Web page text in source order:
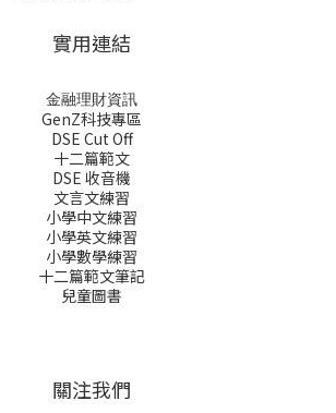
實用連結
金融理財資訊
GenZ科技專區
DSE Cut Off
十二篇範文
DSE 收音機
文言文練習
小學中文練習
小學英文練習
小學數學練習
十二篇範文筆記
兒童圖書
關注我們